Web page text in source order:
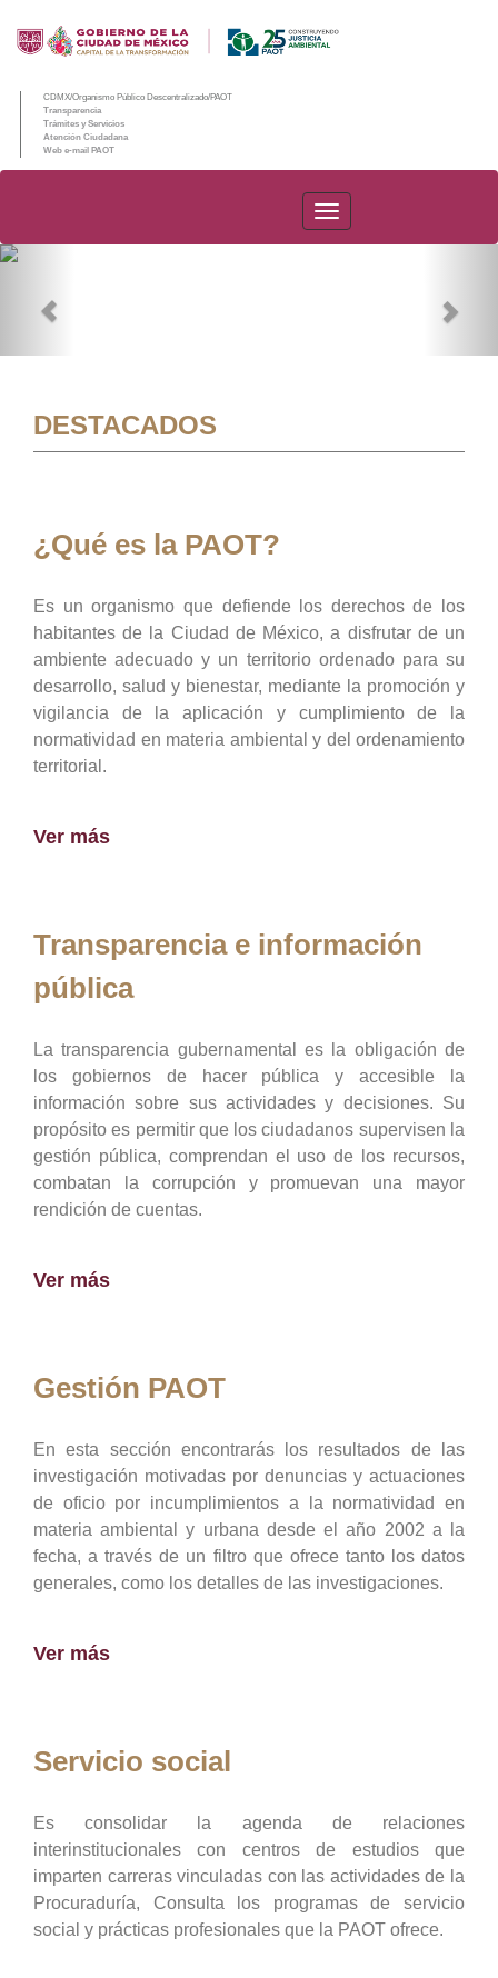
CDMX/Organismo Público Descentralizado/PAOT
Transparencia
Trámites y Servicios
Atención Ciudadana
Web e-mail PAOT
PAOT
DESTACADOS
¿Qué es la PAOT?
Es un organismo que defiende los derechos de los
habitantes de la Ciudad de México, a disfrutar de un
ambiente adecuado y un territorio ordenado para su
desarrollo, salud y bienestar, mediante la promoción y
vigilancia de la aplicación y cumplimiento de la
normatividad en materia ambiental y del ordenamiento
territorial.
Ver más
Transparencia e información
pública
La transparencia gubernamental es la obligación de
los gobiernos de hacer pública y accesible la
información sobre sus actividades y decisiones. Su
propósito es permitir que los ciudadanos supervisen la
gestión pública, comprendan el uso de los recursos,
combatan la corrupción y promuevan una mayor
rendición de cuentas.
Ver más
Gestión PAOT
En esta sección encontrarás los resultados de las
investigación motivadas por denuncias y actuaciones
de oficio por incumplimientos a la normatividad en
materia ambiental y urbana desde el año 2002 a la
fecha, a través de un filtro que ofrece tanto los datos
generales, como los detalles de las investigaciones.
Ver más
Servicio social
Es consolidar la agenda de relaciones
interinstitucionales con centros de estudios que
imparten carreras vinculadas con las actividades de la
Procuraduría, Consulta los programas de servicio
social y prácticas profesionales que la PAOT ofrece.